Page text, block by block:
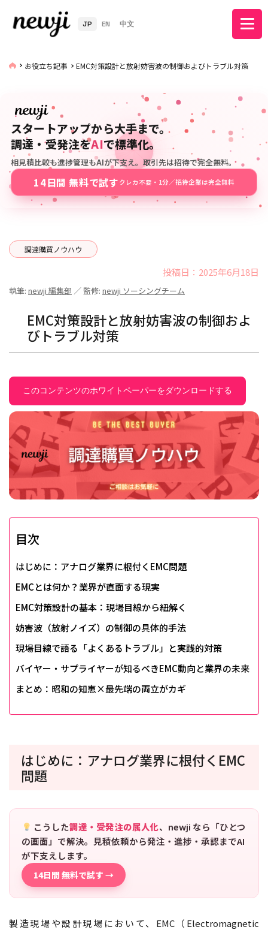
JP EN 中文
お役立ち記事 EMC対策設計と放射妨害波の制御およびトラブル対策
スタートアップから大手まで。
調達・受発注をAIで標準化。
相見積比較も進捗管理もAIが下支え。取引先は招待で完全無料。
14日間 無料で試す クレカ不要・1分／招待企業は完全無料
調達購買ノウハウ
投稿日：2025年6月18日
執筆: newji 編集部 ／ 監修: newji ソーシングチーム
EMC対策設計と放射妨害波の制御およ
びトラブル対策
このコンテンツのホワイトペーパーをダウンロードする
目次
はじめに：アナログ業界に根付くEMC問題
EMCとは何か？業界が直面する現実
EMC対策設計の基本：現場目線から紐解く
妨害波（放射ノイズ）の制御の具体的手法
現場目線で語る「よくあるトラブル」と実践的対策
バイヤー・サプライヤーが知るべきEMC動向と業界の未来
まとめ：昭和の知恵×最先端の両立がカギ
はじめに：アナログ業界に根付くEMC
問題
こうした調達・受発注の属人化、newji なら「ひとつ
の画面」で解決。見積依頼から発注・進捗・承認までAI
が下支えします。
14日間 無料で試す →
製造現場や設計現場において、EMC（Electromagnetic